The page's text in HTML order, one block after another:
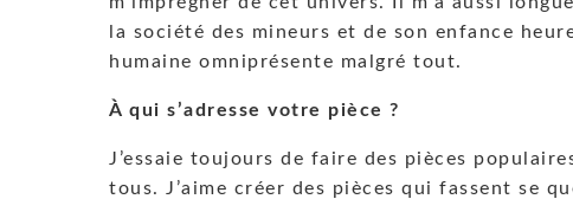
la société des mineurs et de son enfance
humaine omniprésente malgré tout.
À qui s’adresse votre pièce ?
J’essaie toujours de faire des pièces
tous. J’aime créer des pièces qui fassent se